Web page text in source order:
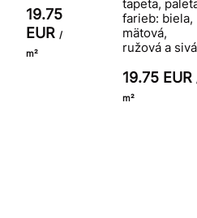
19.75
EUR /
m²
tapeta,
farieb: biela,
mätová,
ružová a sivá
19.75 EUR
m²